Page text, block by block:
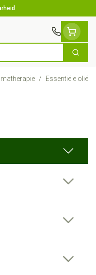
Zoek
/ Essentiële oliën